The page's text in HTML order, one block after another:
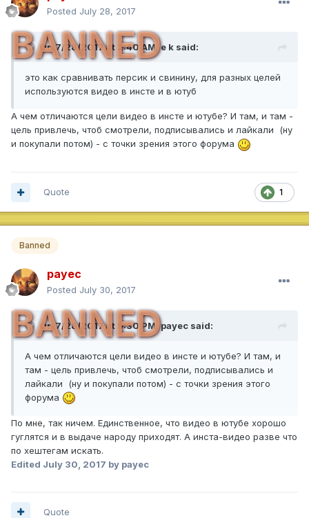
Posted July 28, 2017
BANNED
On 7/28/2017 at 2:40 AM,e k said:
это как сравнивать персик и свинину, для разных целей
используются видео в инсте и в ютуб
А чем отличаются цели видео в инсте и ютубе? И там, и там -
цель привлечь, чтоб смотрели, подписывались и лайкали (ну
и покупали потом) - с точки зрения этого форума
1
Quote
Banned
payec
Posted July 30, 2017
BANNED
On 7/28/2017 at 9:30 PM,payec said:
А чем отличаются цели видео в инсте и ютубе? И там, и
там - цель привлечь, чтоб смотрели, подписывались и
лайкали (ну и покупали потом) - с точки зрения этого
форума
По мне, так ничем. Единственное, что видео в ютубе хорошо
гуглятся и в выдаче народу приходят. А инста-видео разве что
по хештегам искать.
Edited July 30, 2017 by payec
Quote